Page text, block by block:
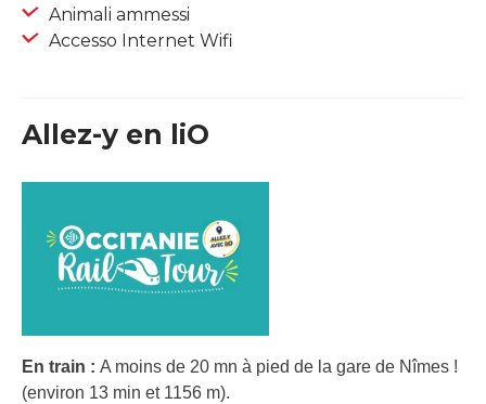
Animali ammessi
Accesso Internet Wifi
Allez-y en liO
En train : A moins de 20 mn à pied de la gare de Nîmes !
(environ 13 min et 1156 m).